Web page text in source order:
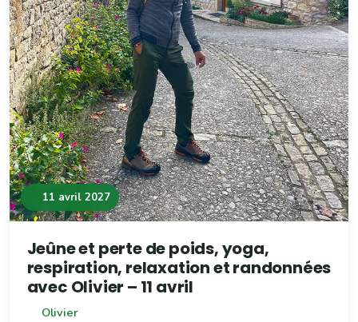
11 avril 2027
Jeûne et perte de poids, yoga,
respiration, relaxation et randonnées
avec Olivier – 11 avril
Olivier